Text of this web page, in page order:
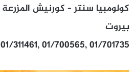
كولومبيا سنتر – كورنيش
بيروت
311461, 01/700565, 01/701735